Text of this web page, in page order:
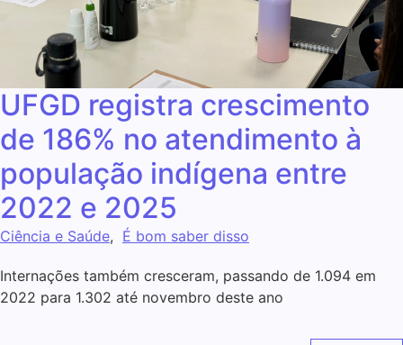
UFGD registra crescimento
de 186% no atendimento à
população indígena entre
2022 e 2025
Ciência e Saúde, É bom saber disso
Internações também cresceram, passando de 1.094 em
2022 para 1.302 até novembro deste ano